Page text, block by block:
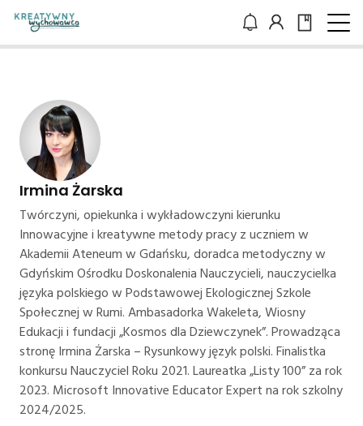
Irmina Żarska
Twórczyni, opiekunka i wykładowczyni kierunku
Innowacyjne i kreatywne metody pracy z uczniem w
Akademii Ateneum w Gdańsku, doradca metodyczny w
Gdyńskim Ośrodku Doskonalenia Nauczycieli, nauczycielka
języka polskiego w Podstawowej Ekologicznej Szkole
Społecznej w Rumi. Ambasadorka Wakeleta, Wiosny
Edukacji i fundacji „Kosmos dla Dziewczynek”. Prowadząca
stronę Irmina Żarska – Rysunkowy język polski. Finalistka
konkursu Nauczyciel Roku 2021. Laureatka „Listy 100” za rok
2023. Microsoft Innovative Educator Expert na rok szkolny
2024/2025.